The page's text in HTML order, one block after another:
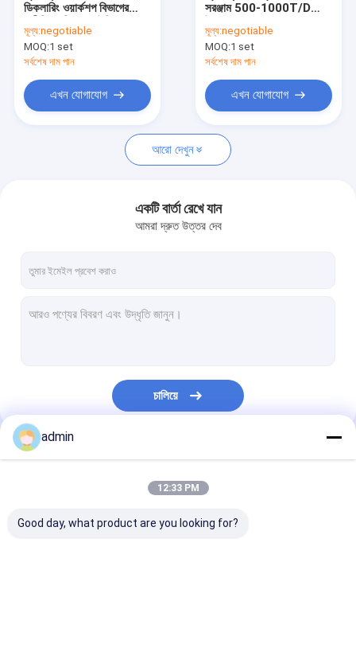
মান নিয়ন্ত্রণ
খবর
ভোজ্য তেল পরিশোধন সরঞ্জাম
ভোজ্য তেল নিষ্কাশন সরঞ্জাম
তেল প্রিট্রিটমেন্ট প্ল্যান্ট
বায়োডিজেল সরঞ্জাম
ডিকলারিং ওয়ার্কশপ বিভাগের
মূল্য:negotiable
MOQ:1 set
সর্বশেষ দাম পান
এখন যোগাযোগ
সরঞ্জাম 500-1000T/D
মূল্য:negotiable
MOQ:1 set
সর্বশেষ দাম পান
এখন যোগাযোগ
আরো দেখুন
একটি বার্তা রেখে যান
আমরা দ্রুত উত্তর দেব
চালিয়ে
আমাদের বিভাগসমূহ
admin
12:33 PM
Good day, what product are you looking for?